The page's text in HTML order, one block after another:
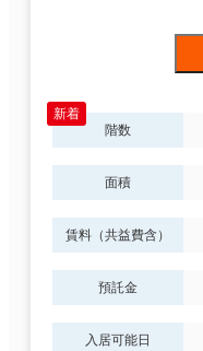
階数
面積
賃料（共益費含）
預託金
入居可能日